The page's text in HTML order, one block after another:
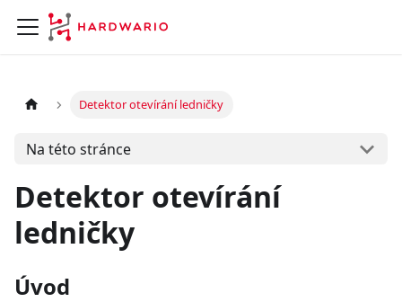
Detektor otevírání ledničky
Na této stránce
Detektor otevírání
ledničky
Úvod